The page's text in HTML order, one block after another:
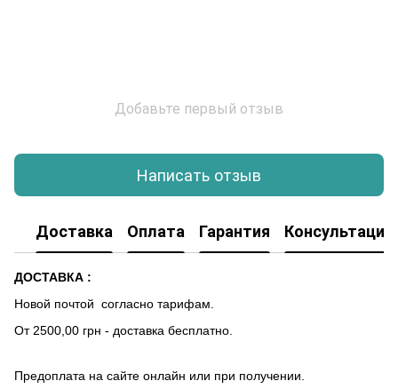
Добавьте первый отзыв
Написать отзыв
Доставка Оплата Гарантия Консультация
ДОСТАВКА :
Новой почтой согласно тарифам.
От 2500,00 грн - доставка бесплатно.
Предоплата на сайте онлайн или при получении.